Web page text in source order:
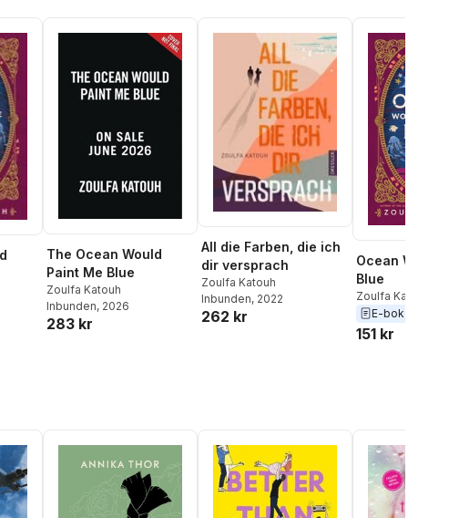
The Ocean Would
Paint Me Blue
Zoulfa Katouh
Inbunden, 2026
283 kr
All die Farben, die ich
dir versprach
Zoulfa Katouh
Inbunden, 2022
262 kr
Ocean Would
Blue
Zoulfa Katouh
E-bok
151 kr